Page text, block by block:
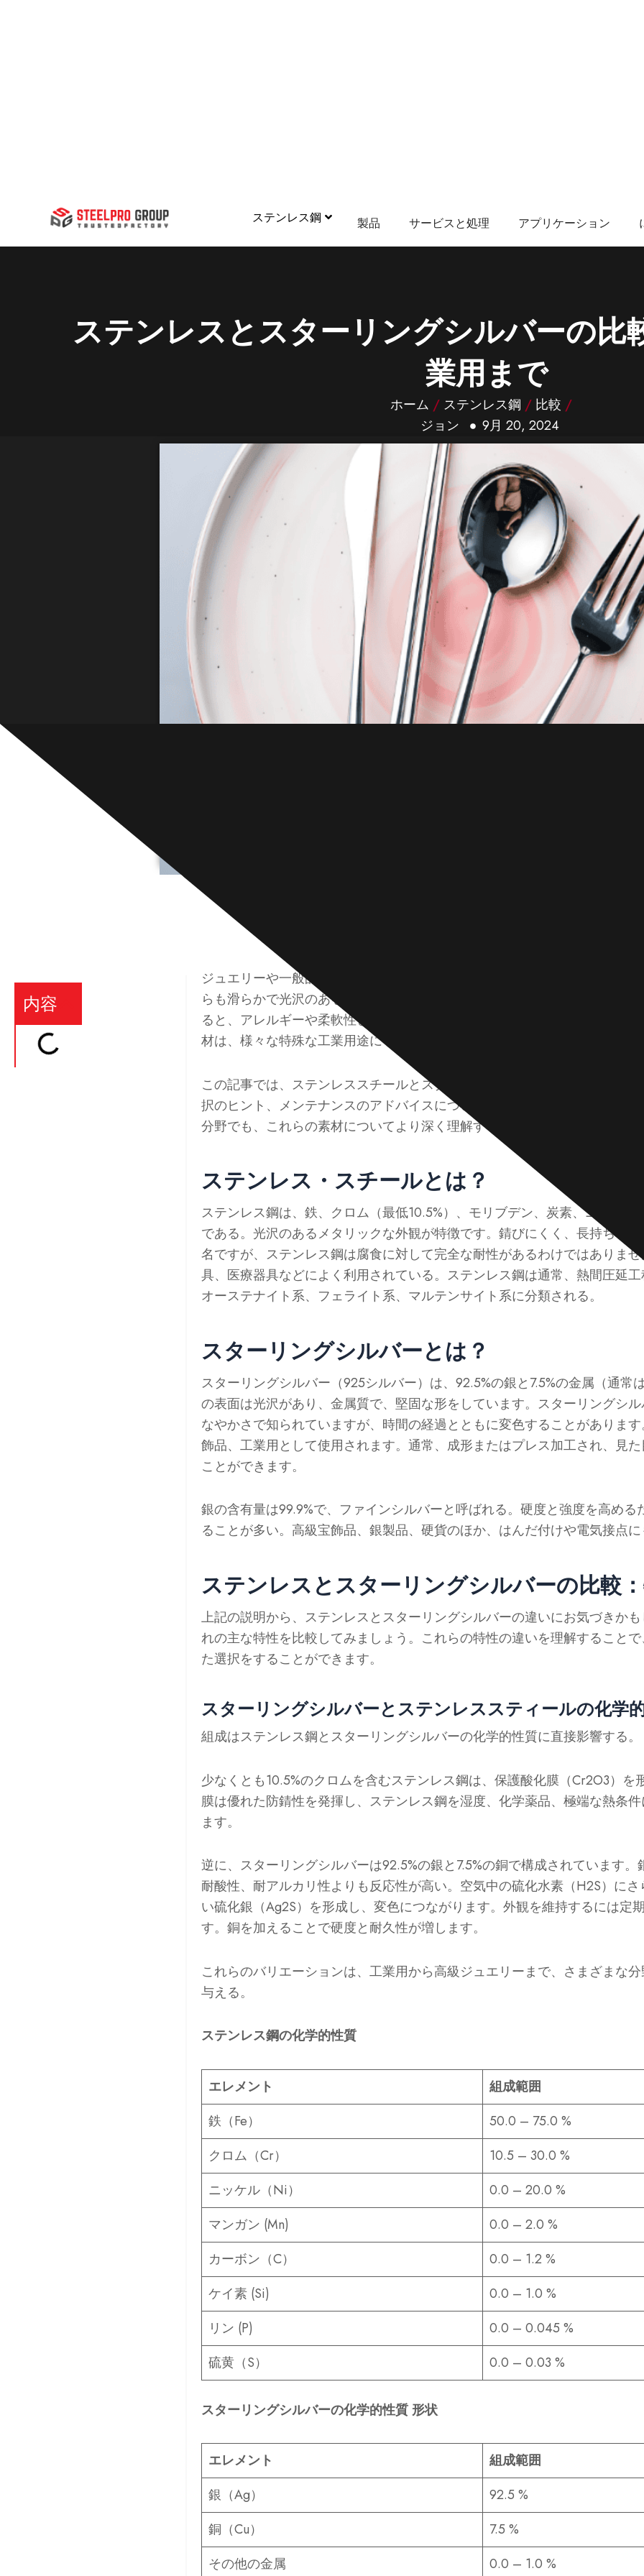
ステンレス鋼 製品 サービスと処理 アプリケーション
ステンレスとスターリングシルバーの比
業用まで
ホーム / ステンレス鋼 / 比較 /
ジョン
9月 20, 2024
内容
ジュエリーや一般的なアイテムでは、ステンレスとスターリングシルバーが
らも滑らかで光沢のある銀の外観をしており、区別がつきにくい。しかし、
ると、アレルギーや柔軟性といった重要な部分を見落としてしまうかもしれ
材は、様々な特殊な工業用途にも使用されています。
この記事では、ステンレススチールとスターリングシルバーのそれぞれの特
択のヒント、メンテナンスのアドバイスについて掘り下げていきます。最後
分野でも、これらの素材についてより深く理解することができるでしょう。
ステンレス・スチールとは？
ステンレス鋼は、鉄、クロム（最低10.5%）、モリブデン、炭素、ニッケル
である。光沢のあるメタリックな外観が特徴です。錆びにくく、長持ちし、
名ですが、ステンレス鋼は腐食に対して完全な耐性があるわけではありませ
具、医療器具などによく利用されている。ステンレス鋼は通常、熱間圧延工
オーステナイト系、フェライト系、マルテンサイト系に分類される。
スターリングシルバーとは？
スターリングシルバー（925シルバー）は、92.5%の銀と7.5%の金属（通常
の表面は光沢があり、金属質で、堅固な形をしています。スターリングシ
なやかさで知られていますが、時間の経過とともに変色することがありま
飾品、工業用として使用されます。通常、成形またはプレス加工され、見た
ことができます。
銀の含有量は99.9%で、ファインシルバーと呼ばれる。硬度と強度を高める
ることが多い。高級宝飾品、銀製品、硬貨のほか、はんだ付けや電気接点に
ステンレスとスターリングシルバーの比較
上記の説明から、ステンレスとスターリングシルバーの違いにお気づきか
れの主な特性を比較してみましょう。これらの特性の違いを理解すること
た選択をすることができます。
スターリングシルバーとステンレススティールの化学
組成はステンレス鋼とスターリングシルバーの化学的性質に直接影響する。
少なくとも10.5%のクロムを含むステンレス鋼は、保護酸化膜（Cr2O3）を
膜は優れた防錆性を発揮し、ステンレス鋼を湿度、化学薬品、極端な熱条
ます。
逆に、スターリングシルバーは92.5%の銀と7.5%の銅で構成されています
耐酸性、耐アルカリ性よりも反応性が高い。空気中の硫化水素（H2S）に
い硫化銀（Ag2S）を形成し、変色につながります。外観を維持するには定
す。銅を加えることで硬度と耐久性が増します。
これらのバリエーションは、工業用から高級ジュエリーまで、さまざまな
与える。
ステンレス鋼の化学的性質
エレメント
組成範囲
鉄（Fe）
50.0 – 75.0 %
クロム（Cr）
10.5 – 30.0 %
ニッケル（Ni）
0.0 – 20.0 %
マンガン (Mn)
0.0 – 2.0 %
カーボン（C）
0.0 – 1.2 %
ケイ素 (Si)
0.0 – 1.0 %
リン (P)
0.0 – 0.045 %
硫黄（S）
0.0 – 0.03 %
スターリングシルバーの化学的性質 形状
エレメント
組成範囲
銀（Ag）
92.5 %
銅（Cu）
7.5 %
その他の金属
0.0 – 1.0 %